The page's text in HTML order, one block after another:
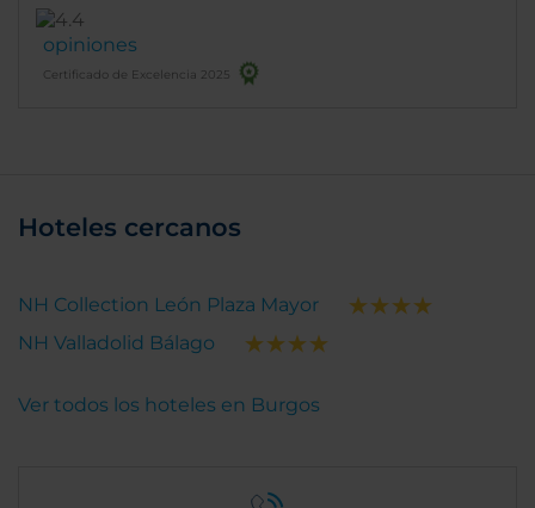
opiniones
Certificado de Excelencia 2025
Hoteles cercanos
NH Collection León Plaza Mayor
NH Valladolid Bálago
Ver todos los hoteles en Burgos